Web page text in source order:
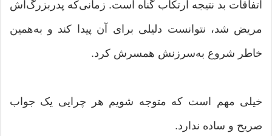
اتفاقات بد نتیجه ارتکاب گناه است. زمانی‌که پدربزرگ‌اش
مریض شد، نتوانست دلیلی برای آن پیدا کند و به‌همین
خاطر شروع به‌سرزنش همسرش کرد.
خیلی مهم است که متوجه شویم هر چرایی یک جواب
صریح و ساده ندارد.